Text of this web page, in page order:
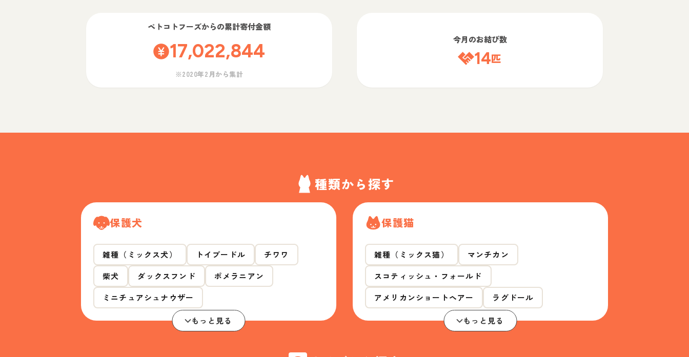
ペトコトフーズからの累計寄付金額
17,022,844
※2020年2月から集計
今月のお結び数
14匹
種類から探す
保護犬
雑種（ミックス犬） トイプードル
チワワ
柴犬
ダックスフンド
ポメラニアン
ミニチュアシュナウザー
もっと見る
保護猫
雑種（ミックス猫）
マンチカン
スコティッシュ・フォールド
アメリカンショートヘアー
ラグドール
もっと見る